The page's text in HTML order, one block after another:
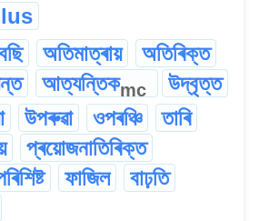
অতিমাত্ৰায়
অতিৰিক্ত
আত্যন্তিকmc
উদ্বৃত্ত
উপৰুৱা ওপৰঞ্চি
তাৰি
প্ৰয়োজনাতিৰিক্ত
ফাজিল
বাঢ়তি